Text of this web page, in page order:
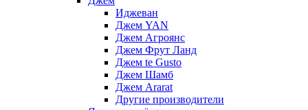
Иджеван
Джем YAN
Джем Агроянс
Джем Фрут Ланд
Джем te Gusto
Джем Шамб
Джем Ararat
Другие производители